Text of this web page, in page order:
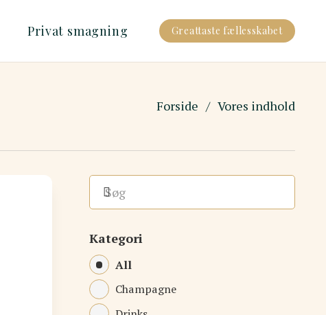
Privat smagning Greattaste fællesskabet
Forside / Vores indhold
Kategori
All
Champagne